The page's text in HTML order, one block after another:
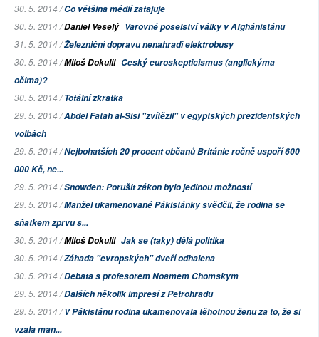
30. 5. 2014 /Co většina médií zatajuje
30. 5. 2014 /Daniel Veselý Varovné poselství války v Afghánistánu
31. 5. 2014 /Železniční dopravu nenahradí elektrobusy
30. 5. 2014 /Miloš Dokulil Český euroskepticismus (anglickýma
očima)?
30. 5. 2014 /Totální zkratka
29. 5. 2014 /Abdel Fatah al-Sisi "zvítězil" v egyptských prezidentských
volbách
29. 5. 2014 /Nejbohatších 20 procent občanů Británie ročně uspoří 600
000 Kč, ne...
29. 5. 2014 /Snowden: Porušit zákon bylo jedinou možností
29. 5. 2014 /Manžel ukamenované Pákistánky svědčil, že rodina se
sňatkem zprvu s...
30. 5. 2014 /Miloš Dokulil Jak se (taky) dělá politika
30. 5. 2014 /Záhada "evropských" dveří odhalena
30. 5. 2014 /Debata s profesorem Noamem Chomskym
29. 5. 2014 /Dalších několik impresí z Petrohradu
29. 5. 2014 /V Pákistánu rodina ukamenovala těhotnou ženu za to, že si
vzala man...